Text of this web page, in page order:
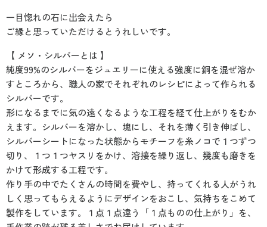
一目惚れの石に出会えたら
ご縁と思っていただけるとうれしいです。
【 メソ・シルバーとは 】
純度99%のシルバーをジュエリーに使える強度に銅を混ぜ溶か
すところから、職人の家でそれぞれのレシピによって作られる
シルバーです。
形になるまでに気の遠くなるような工程を経て仕上がりをむか
えます。シルバーを溶かし、塊にし、それを薄く引き伸ばし、
シルバーシートになった状態からモチーフを糸ノコで１つずつ
切り、１つ１つヤスリをかけ、溶接を繰り返し、幾度も磨きを
かけて形成する工程です。
作り手の中でたくさんの時間を費やし、持ってくれる人がうれ
しく思ってもらえるようにデザインをおこし、気持ちをこめて
製作をしています。１点１点違う「１点ものの仕上がり」を、